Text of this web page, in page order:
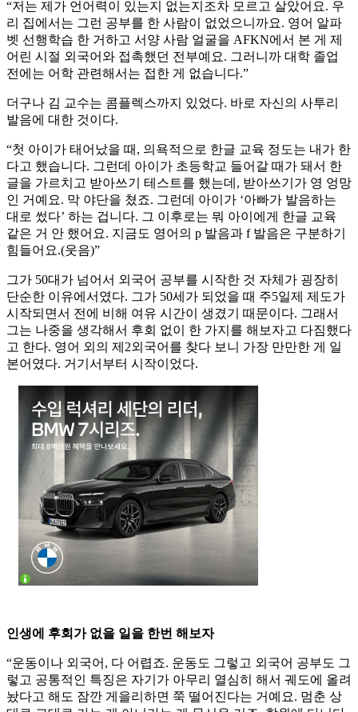
“저는 제가 언어력이 있는지 없는지조차 모르고 살았어요. 우
리 집에서는 그런 공부를 한 사람이 없었으니까요. 영어 알파
벳 선행학습 한 거하고 서양 사람 얼굴을 AFKN에서 본 게 제
어린 시절 외국어와 접촉했던 전부예요. 그러니까 대학 졸업
전에는 어학 관련해서는 접한 게 없습니다.”
더구나 김 교수는 콤플렉스까지 있었다. 바로 자신의 사투리
발음에 대한 것이다.
“첫 아이가 태어났을 때, 의욕적으로 한글 교육 정도는 내가 한
다고 했습니다. 그런데 아이가 초등학교 들어갈 때가 돼서 한
글을 가르치고 받아쓰기 테스트를 했는데, 받아쓰기가 영 엉망
인 거예요. 막 야단을 쳤죠. 그런데 아이가 ‘아빠가 발음하는
대로 썼다’ 하는 겁니다. 그 이후로는 뭐 아이에게 한글 교육
같은 거 안 했어요. 지금도 영어의 p 발음과 f 발음은 구분하기
힘들어요.(웃음)”
그가 50대가 넘어서 외국어 공부를 시작한 것 자체가 굉장히
단순한 이유에서였다. 그가 50세가 되었을 때 주5일제 제도가
시작되면서 전에 비해 여유 시간이 생겼기 때문이다. 그래서
그는 나중을 생각해서 후회 없이 한 가지를 해보자고 다짐했다
고 한다. 영어 외의 제2외국어를 찾다 보니 가장 만만한 게 일
본어였다. 거기서부터 시작이었다.
인생에 후회가 없을 일을 한번 해보자
“운동이나 외국어, 다 어렵죠. 운동도 그렇고 외국어 공부도 그
렇고 공통적인 특징은 자기가 아무리 열심히 해서 궤도에 올려
놨다고 해도 잠깐 게을리하면 쭉 떨어진다는 거예요. 멈춘 상